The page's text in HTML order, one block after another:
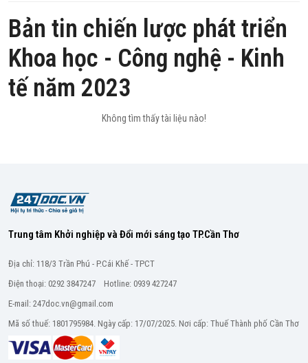
Bản tin chiến lược phát triển
Khoa học - Công nghệ - Kinh
tế năm 2023
Không tìm thấy tài liệu nào!
Trung tâm Khởi nghiệp và Đổi mới sáng tạo TP.Cần Thơ
Địa chỉ: 118/3 Trần Phú - P.Cái Khế - TPCT
Điện thoại: 0292 3847247 Hotline: 0939 427247
E-mail: 247doc.vn@gmail.com
Mã số thuế: 1801795984. Ngày cấp: 17/07/2025. Nơi cấp: Thuế Thành phố Cần Thơ